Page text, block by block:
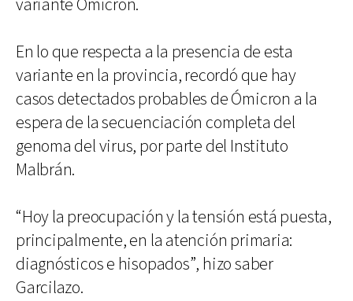
variante Ómicron.
En lo que respecta a la presencia de esta
variante en la provincia, recordó que hay
casos detectados probables de Ómicron a la
espera de la secuenciación completa del
genoma del virus, por parte del Instituto
Malbrán.
“Hoy la preocupación y la tensión está puesta,
principalmente, en la atención primaria:
diagnósticos e hisopados”, hizo saber
Garcilazo.